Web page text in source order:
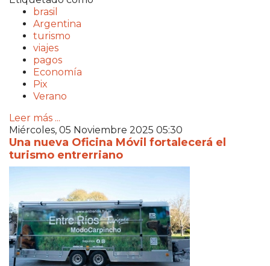
brasil
Argentina
turismo
viajes
pagos
Economía
Pix
Verano
Leer más ...
Miércoles, 05 Noviembre 2025 05:30
Una nueva Oficina Móvil fortalecerá el
turismo entrerriano